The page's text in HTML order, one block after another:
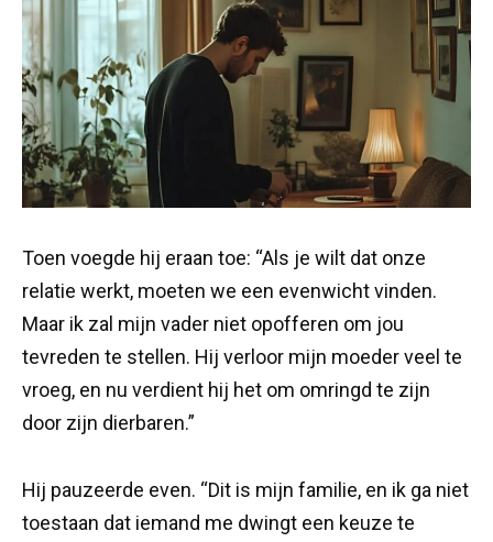
Toen voegde hij eraan toe: “Als je wilt dat onze
relatie werkt, moeten we een evenwicht vinden.
Maar ik zal mijn vader niet opofferen om jou
tevreden te stellen. Hij verloor mijn moeder veel te
vroeg, en nu verdient hij het om omringd te zijn
door zijn dierbaren.”
Hij pauzeerde even. “Dit is mijn familie, en ik ga niet
toestaan dat iemand me dwingt een keuze te